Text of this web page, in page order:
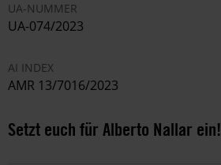
UA-NUMMER
UA-074/2023
AI INDEX
AMR 13/7016/2023
Setzt euch für Alberto Nallar ein!